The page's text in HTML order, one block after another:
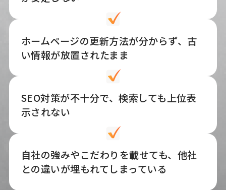
ホームページの更新方法が分からず、古
い情報が放置されたまま
SEO対策が不十分で、検索しても上位表
示されない
自社の強みやこだわりを載せても、他社
との違いが埋もれてしまっている